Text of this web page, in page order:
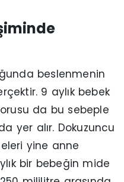
beslenmenin
9 aylık bebek
da bu sebeple
yer alır. Dokuzuncu
yine anne
bir bebeğin mide